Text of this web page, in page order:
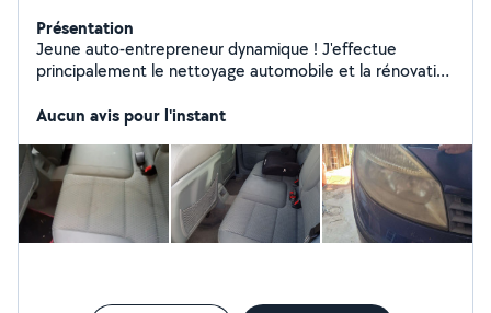
Présentation
Jeune auto-entrepreneur dynamique ! J'effectue
principalement le nettoyage automobile et la rénovation
Aucun avis pour l'instant